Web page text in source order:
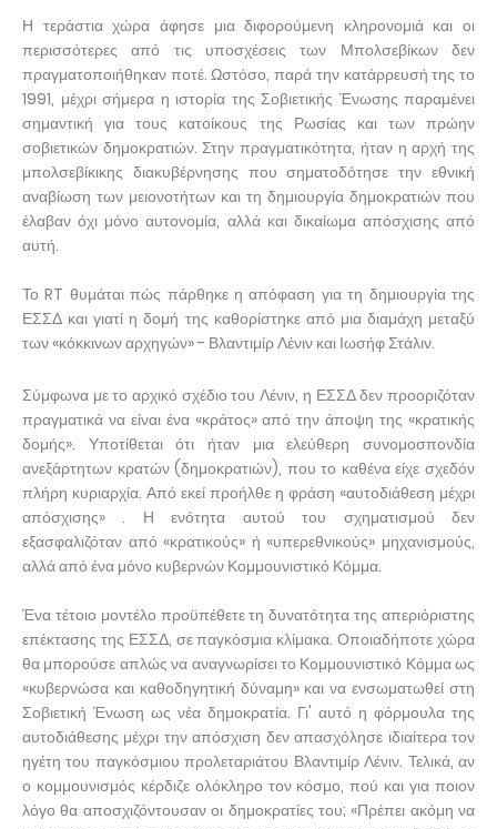
Η τεράστια χώρα άφησε μια διφορούμενη κληρονομιά και οι
περισσότερες από τις υποσχέσεις των Μπολσεβίκων δεν
πραγματοποιήθηκαν ποτέ. Ωστόσο, παρά την κατάρρευσή της το
1991, μέχρι σήμερα η ιστορία της Σοβιετικής Ένωσης παραμένει
σημαντική για τους κατοίκους της Ρωσίας και των πρώην
σοβιετικών δημοκρατιών. Στην πραγματικότητα, ήταν η αρχή της
μπολσεβίκικης διακυβέρνησης που σηματοδότησε την εθνική
αναβίωση των μειονοτήτων και τη δημιουργία δημοκρατιών που
έλαβαν όχι μόνο αυτονομία, αλλά και δικαίωμα απόσχισης από
αυτή.
Το RT θυμάται πώς πάρθηκε η απόφαση για τη δημιουργία της
ΕΣΣΔ και γιατί η δομή της καθορίστηκε από μια διαμάχη μεταξύ
των «κόκκινων αρχηγών» - Βλαντιμίρ Λένιν και Ιωσήφ Στάλιν.
Σύμφωνα με το αρχικό σχέδιο του Λένιν, η ΕΣΣΔ δεν προοριζόταν
πραγματικά να είναι ένα «κράτος» από την άποψη της «κρατικής
δομής». Υποτίθεται ότι ήταν μια ελεύθερη συνομοσπονδία
ανεξάρτητων κρατών (δημοκρατιών), που το καθένα είχε σχεδόν
πλήρη κυριαρχία. Από εκεί προήλθε η φράση «αυτοδιάθεση μέχρι
απόσχισης» . Η ενότητα αυτού του σχηματισμού δεν
εξασφαλιζόταν από «κρατικούς» ή «υπερεθνικούς» μηχανισμούς,
αλλά από ένα μόνο κυβερνών Κομμουνιστικό Κόμμα.
Ένα τέτοιο μοντέλο προϋπέθετε τη δυνατότητα της απεριόριστης
επέκτασης της ΕΣΣΔ, σε παγκόσμια κλίμακα. Οποιαδήποτε χώρα
θα μπορούσε απλώς να αναγνωρίσει το Κομμουνιστικό Κόμμα ως
«κυβερνώσα και καθοδηγητική δύναμη» και να ενσωματωθεί στη
Σοβιετική Ένωση ως νέα δημοκρατία. Γι' αυτό η φόρμουλα της
αυτοδιάθεσης μέχρι την απόσχιση δεν απασχόλησε ιδιαίτερα τον
ηγέτη του παγκόσμιου προλεταριάτου Βλαντιμίρ Λένιν. Τελικά, αν
ο κομμουνισμός κέρδιζε ολόκληρο τον κόσμο, πού και για ποιον
λόγο θα αποσχιζόντουσαν οι δημοκρατίες του; «Πρέπει ακόμη να